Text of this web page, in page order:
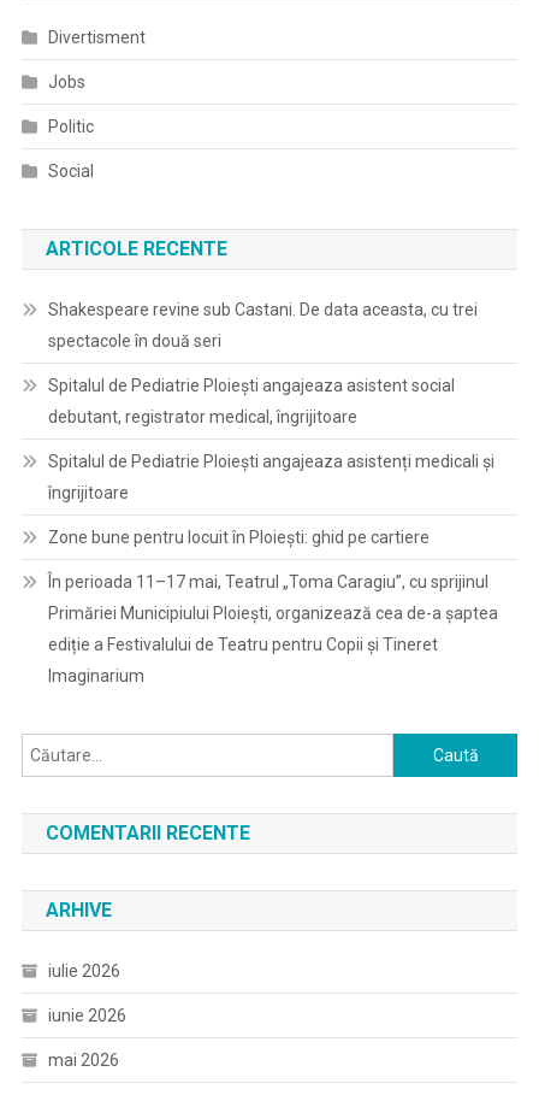
Divertisment
Jobs
Politic
Social
ARTICOLE RECENTE
Shakespeare revine sub Castani. De data aceasta, cu trei
spectacole în două seri
Spitalul de Pediatrie Ploieşti angajeaza asistent social
debutant, registrator medical, îngrijitoare
Spitalul de Pediatrie Ploieşti angajeaza asistenți medicali și
îngrijitoare
Zone bune pentru locuit în Ploiești: ghid pe cartiere
În perioada 11–17 mai, Teatrul „Toma Caragiu”, cu sprijinul
Primăriei Municipiului Ploiești, organizează cea de-a șaptea
ediție a Festivalului de Teatru pentru Copii și Tineret
Imaginarium
Caută
după:
COMENTARII RECENTE
ARHIVE
iulie 2026
iunie 2026
mai 2026